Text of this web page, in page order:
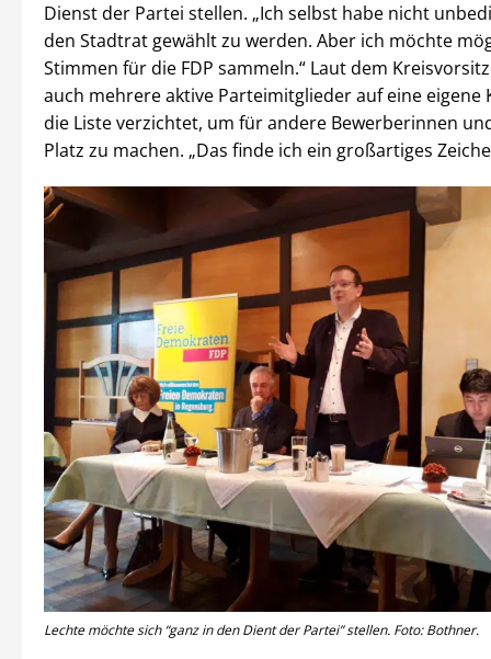
Dienst der Partei stellen. „Ich selbst habe nicht
den Stadtrat gewählt zu werden. Aber ich möchte
Stimmen für die FDP sammeln.“ Laut dem
auch mehrere aktive Parteimitglieder auf eine eigene
die Liste verzichtet, um für andere Bewerberinnen
Platz zu machen. „Das finde ich ein großartiges
Lechte möchte sich “ganz in den Dient der Partei” stellen. Foto: Bothner.